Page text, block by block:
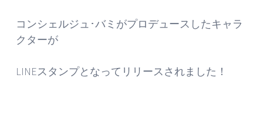
コンシェルジュ･バミがプロデュースしたキャラ
クターが
LINEスタンプとなってリリースされました！